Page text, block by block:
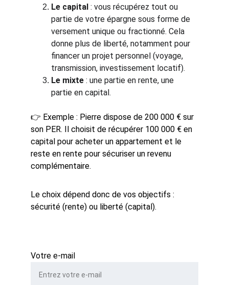
Le capital : vous récupérez tout ou
partie de votre épargne sous forme de
versement unique ou fractionné. Cela
donne plus de liberté, notamment pour
financer un projet personnel (voyage,
transmission, investissement locatif).
Le mixte : une partie en rente, une
partie en capital.
👉 Exemple : Pierre dispose de 200 000 € sur
son PER. Il choisit de récupérer 100 000 € en
capital pour acheter un appartement et le
reste en rente pour sécuriser un revenu
complémentaire.
Le choix dépend donc de vos objectifs :
sécurité (rente) ou liberté (capital).
Votre e-mail